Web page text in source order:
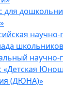
для
научно-
научно-
«Детская
(ДЮНА)»